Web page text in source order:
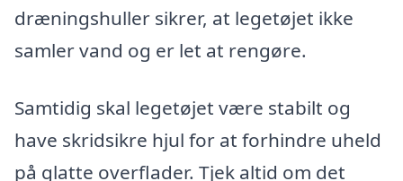
dræningshuller sikrer, at legetøjet ikke
samler vand og er let at rengøre.
Samtidig skal legetøjet være stabilt og
have skridsikre hjul for at forhindre uheld
på glatte overflader. Tjek altid om det